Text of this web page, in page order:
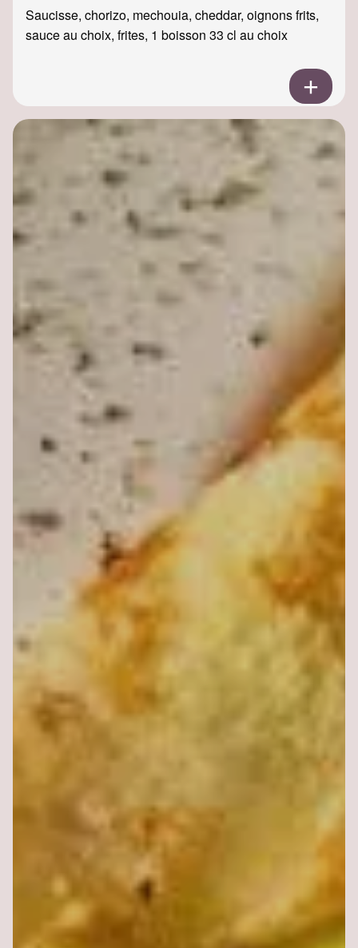
Saucisse, chorizo, mechouia, cheddar, oignons frits,
sauce au choix, frites, 1 boisson 33 cl au choix